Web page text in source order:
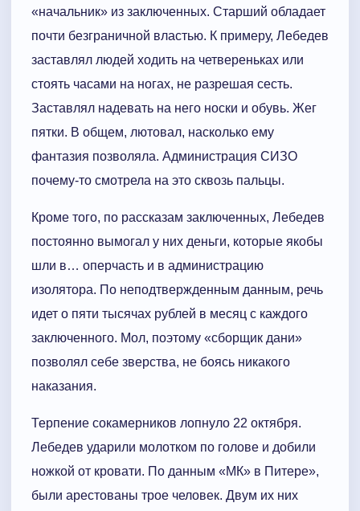
«начальник» из заключенных. Старший обладает
почти безграничной властью. К примеру, Лебедев
заставлял людей ходить на четвереньках или
стоять часами на ногах, не разрешая сесть.
Заставлял надевать на него носки и обувь. Жег
пятки. В общем, лютовал, насколько ему
фантазия позволяла. Администрация СИЗО
почему-то смотрела на это сквозь пальцы.
Кроме того, по рассказам заключенных, Лебедев
постоянно вымогал у них деньги, которые якобы
шли в… оперчасть и в администрацию
изолятора. По неподтвержденным данным, речь
идет о пяти тысячах рублей в месяц с каждого
заключенного. Мол, поэтому «сборщик дани»
позволял себе зверства, не боясь никакого
наказания.
Терпение сокамерников лопнуло 22 октября.
Лебедев ударили молотком по голове и добили
ножкой от кровати. По данным «МК» в Питере»,
были арестованы трое человек. Двум их них